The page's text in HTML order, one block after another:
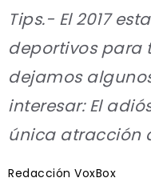
Tips.- El 2017
deportivos para
dejamos
interesar: El
única atracción
Redacción VoxBox